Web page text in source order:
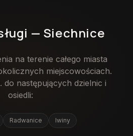
— Siechnice
na terenie całego miasta
miejscowościach.
do następujących dzielnic i
osiedli:
Radwanice Iwiny